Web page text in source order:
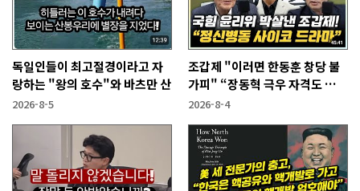
독일인들이 최고절경이라고 자
랑하는 "왕의 호수"와 바츠만 산
2026-8-5
조갑제 "이러면 한동훈 창당 불
가피" “장동혁 극우 자격도 없
어...2억 쓰고 성과 없어”
2026-8-4